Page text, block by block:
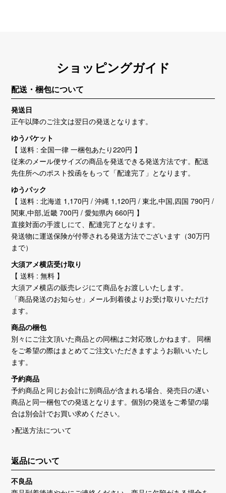
ショッピングガイド
配送・梱包について
発送日
正午以降のご注文は翌日の発送となります。
ゆうパケット
【 送料 : 全国一律 一梱包あたり220円 】
従来のメール便サイズの商品を発送できる発送方法です。配送
先住所へのポスト投函をもって「配達完了」となります。
ゆうパック
【 送料 : 北海道 1,170円 / 沖縄 1,120円 / 東北,中国,四国 790円 /
関東,中部,近畿 700円 / 愛知県内 660円 】
直接対面の手渡しにて、配達完了となります。
発送物に運送保険が付帯される発送方法でございます（30万円
まで）
大須アメ横店受け取り
【 送料 : 無料 】
大須アメ横店の販売レジにて商品をお渡しいたします。
「商品発送のお知らせ」メール到着後よりお受け取りいただけ
ます。
商品の梱包
別々にご注文頂いた商品との同梱はご対応致しかねます。 同梱
をご希望の際はまとめてご注文いただきますようお願いいたし
ます。
予約商品
予約商品と同じお会計に別商品が含まれる場合、発売日の遅い
商品と同一梱包での発送となります。個別の発送をご希望の場
合は別会計でお買い求めください。
>配送方法について
返品について
不良品